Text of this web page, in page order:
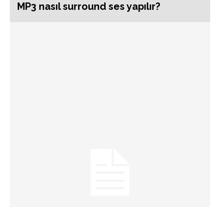
MP3 nasıl surround ses yapılır?